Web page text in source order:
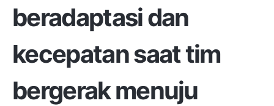
beradaptasi dan
kecepatan saat tim
bergerak menuju